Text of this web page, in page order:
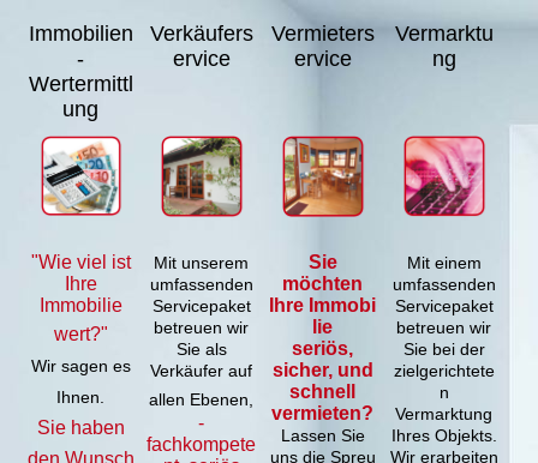
Immobilien
-
Wertermittl
ung
Verkäufers
ervice
Vermieters
ervice
Vermarktu
ng
"Wie viel ist
Ihre
Immobilie
wert?"
Wir sagen es
Ihnen.
Sie haben
den Wunsch
Mit unserem
umfassenden
Servicepaket
betreuen wir
Sie als
Verkäufer auf
allen Ebenen,
-
fachkompete
Sie
möchten
Ihre Immobi
lie
seriös,
sicher, und
schnell
vermieten?
Lassen Sie
uns die Spreu
Mit einem
umfassenden
Servicepaket
betreuen wir
Sie bei der
zielgerichtete
n
Vermarktung
Ihres Objekts.
Wir erarbeiten